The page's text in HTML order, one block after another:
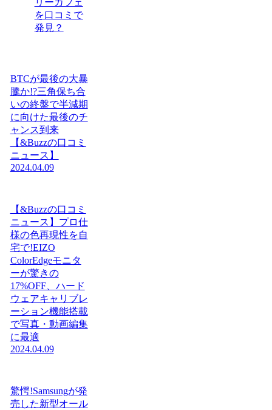
を口コミで
発見？
BTCが最後の大暴
騰か!?三角保ち合
いの終盤で半減期
に向けた最後のチ
ャンス到来
【&Buzzの口コミ
ニュース】
2024.04.09
【&Buzzの口コミ
ニュース】プロ仕
様の色再現性を自
宅で!EIZO
ColorEdgeモニタ
ーが驚きの
17%OFF、ハード
ウェアキャリブレ
ーション機能搭載
で写真・動画編集
に最適
2024.04.09
驚愕!Samsungが発
売した新型オール